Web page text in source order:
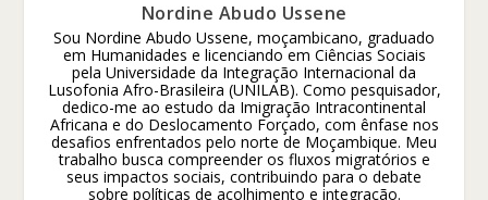
Nordine Abudo Ussene
Sou Nordine Abudo Ussene, moçambicano, graduado
em Humanidades e licenciando em Ciências Sociais
pela Universidade da Integração Internacional da
Lusofonia Afro-Brasileira (UNILAB). Como pesquisador,
dedico-me ao estudo da Imigração Intracontinental
Africana e do Deslocamento Forçado, com ênfase nos
desafios enfrentados pelo norte de Moçambique. Meu
trabalho busca compreender os fluxos migratórios e
seus impactos sociais, contribuindo para o debate
sobre políticas de acolhimento e integração.